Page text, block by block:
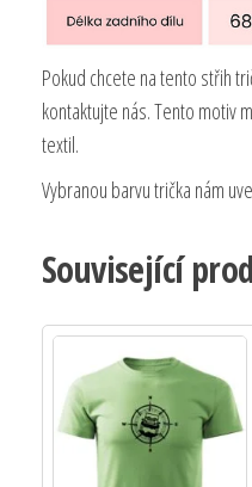
Pokud chcete na tento střih
kontaktujte nás. Tento motiv
textil.
Vybranou barvu trička nám
Související